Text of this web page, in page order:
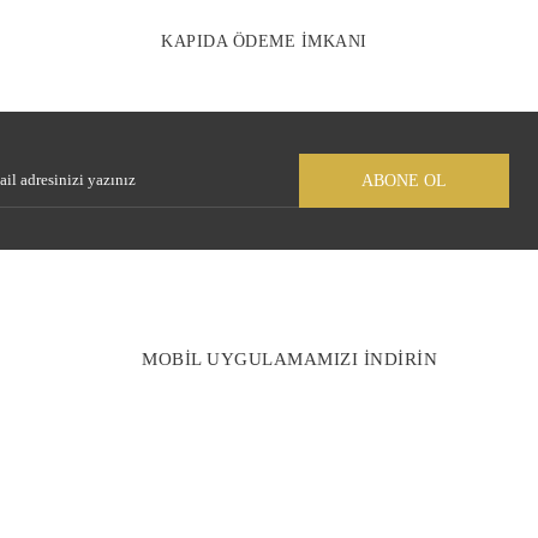
KAPIDA ÖDEME İMKANI
ABONE OL
MOBİL UYGULAMAMIZI İNDİRİN